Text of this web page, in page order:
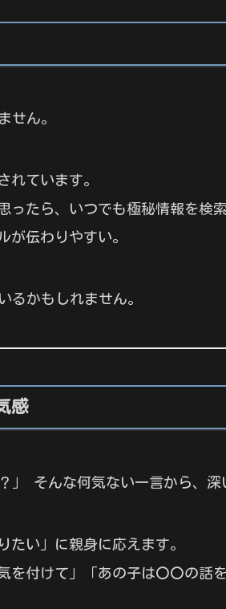
せん。
れています。
たら、いつでも極秘情報を検
が伝わりやすい。
るかもしれません。
感
」 そんな何気ない一言から、深
たい」に親身に応えます。
を付けて」「あの子は〇〇の話